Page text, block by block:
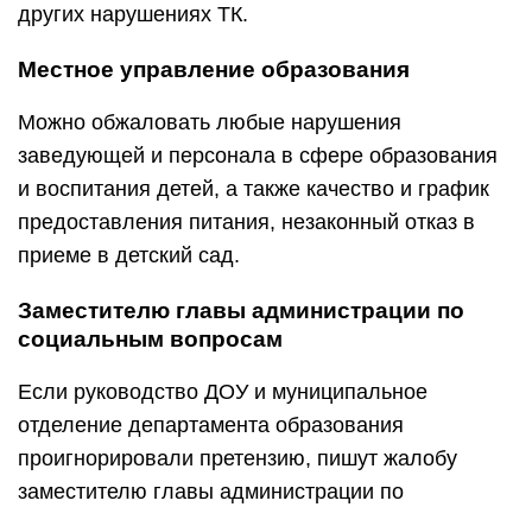
других нарушениях ТК.
Местное управление образования
Можно обжаловать любые нарушения
заведующей и персонала в сфере образования
и воспитания детей, а также качество и график
предоставления питания, незаконный отказ в
приеме в детский сад.
Заместителю главы администрации по
социальным вопросам
Если руководство ДОУ и муниципальное
отделение департамента образования
проигнорировали претензию, пишут жалобу
заместителю главы администрации по